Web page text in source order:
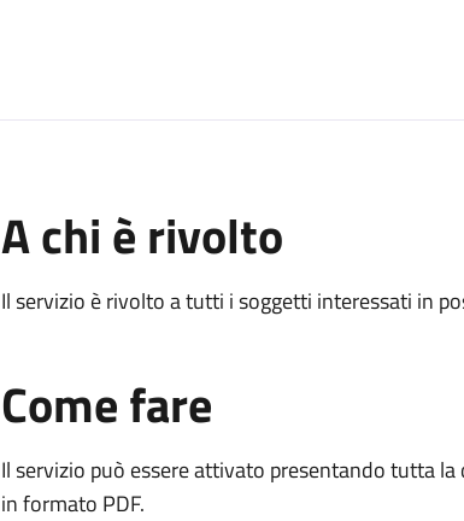
A chi è rivolto
Il servizio è rivolto a tutti i soggetti interessati in
Come fare
Il servizio può essere attivato presentando tutta
in formato PDF.